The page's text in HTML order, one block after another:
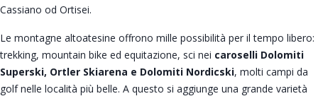
Cassiano od Ortisei.
Le montagne altoatesine offrono mille possibilità per il tempo libero:
trekking, mountain bike ed equitazione, sci nei caroselli Dolomiti
Superski, Ortler Skiarena e Dolomiti Nordicski, molti campi da
golf nelle località più belle. A questo si aggiunge una grande varietà